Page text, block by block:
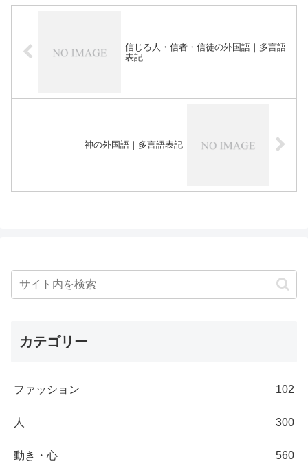
信じる人・信者・信徒の外国語｜多言語
表記
神の外国語｜多言語表記
カテゴリー
ファッション 102
人 300
動き・心 560